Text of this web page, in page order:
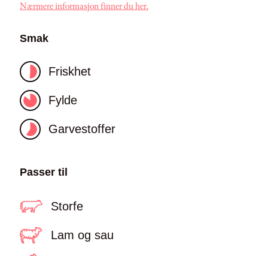
Nærmere informasjon finner du her.
Smak
Friskhet
Fylde
Garvestoffer
Passer til
Storfe
Lam og sau